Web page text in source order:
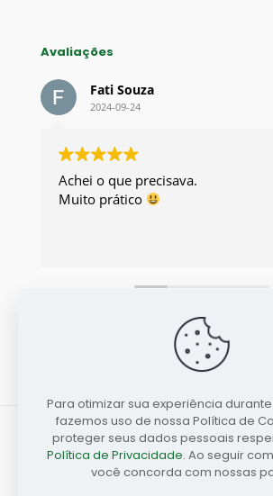
Avaliações
Fati Souza
2024-09-24
Achei o que precisava.
Muito prático
Avaliação totalizada
com base em 54
Copyright © 2026 | ASSEMA | CNPJ:
Para otimizar sua experiência
fazemos uso de nossa Política de
proteger seus dados pessoais
Política de Privacidade. Ao seguir
você concorda com nossas